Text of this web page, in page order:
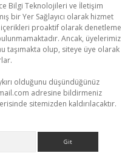
Bilgi Teknolojileri ve İletişim
bir Yer Sağlayıcı olarak hizmet
proaktif olarak denetleme
Ancak, üyelerimiz
taşımakta olup, siteye üye olarak
olduğunu düşündüğünüz
adresine bildirmeniz
sitemizden kaldırılacaktır.